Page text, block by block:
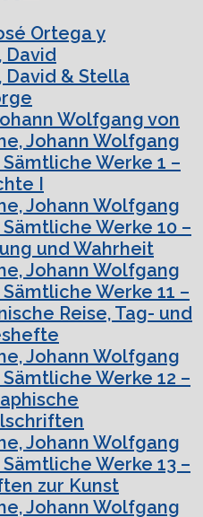
Ortega y
David
David & Stella
Wolfgang von
Johann Wolfgang
Werke 1 –
I
Johann Wolfgang
Werke 10 –
und Wahrheit
Johann Wolfgang
Werke 11 –
Reise, Tag- und
Johann Wolfgang
Werke 12 –
Johann Wolfgang
Werke 13 –
zur Kunst
Johann Wolfgang